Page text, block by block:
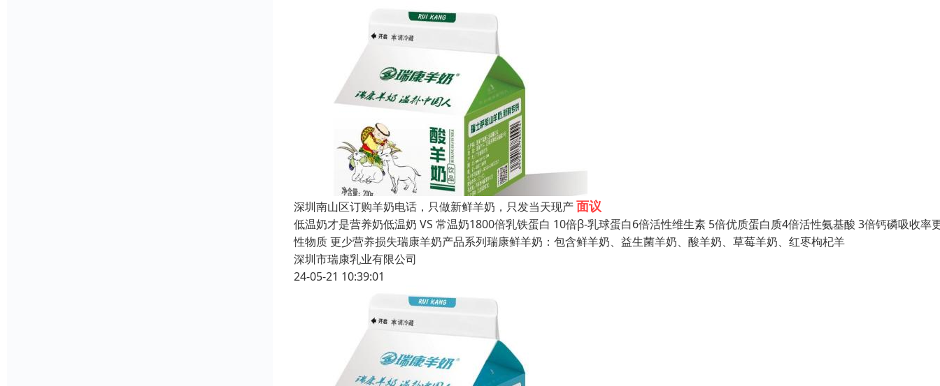
深圳南山区订购羊奶电话，只做新鲜羊奶，只发当天现产面议
低温奶才是营养奶低温奶 VS 常温奶1800倍乳铁蛋白 10倍β-乳球蛋白6倍活性维生素 5倍优质蛋白质4倍活性氨基酸 3倍钙磷吸收率
性物质 更少营养损失瑞康羊奶产品系列瑞康鲜羊奶：包含鲜羊奶、益生菌羊奶、酸羊奶、草莓羊奶、红枣枸杞羊
深圳市瑞康乳业有限公司
24-05-21 10:39:01